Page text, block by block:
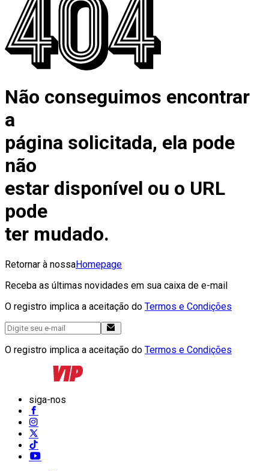
Não conseguimos encontrar
a
página solicitada, ela pode
não
estar disponível ou o URL
pode
ter mudado.
Retornar à nossaHomepage
Receba as últimas novidades em sua caixa de e-mail
O registro implica a aceitação do Termos e Condições
O registro implica a aceitação do Termos e Condições
siga-nos